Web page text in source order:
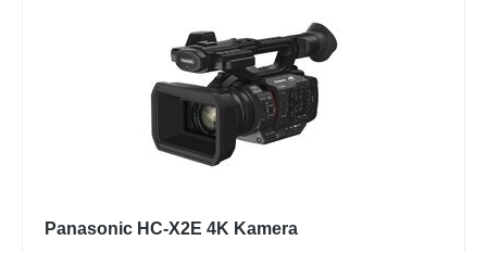
Panasonic HC-X2E 4K Kamera